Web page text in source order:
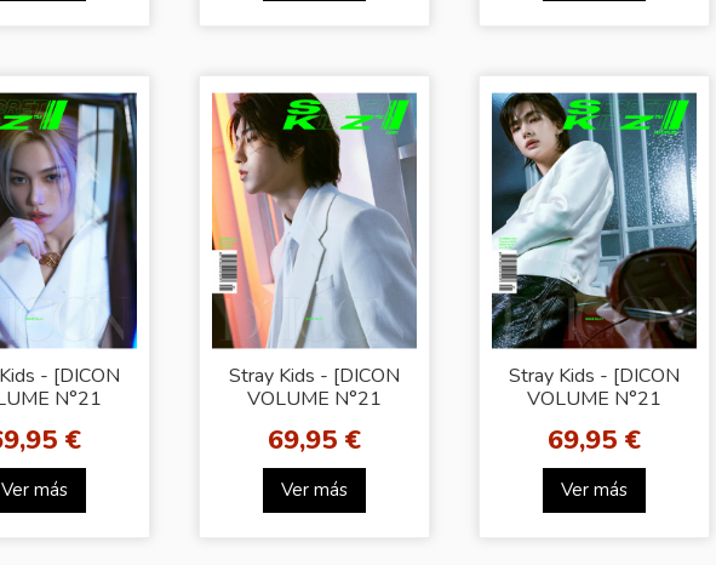
- [DICON
N°21
KIDZ]
VER)
€
Ver más
Stray Kids - [DICON
VOLUME N°21
SECRET KIDZ] (HAN
VER)
69,95 €
Ver más
Stray Kids - [DICON
VOLUME N°21
SECRET KIDZ]
(HYUNJIN VER)
69,95 €
Ver más